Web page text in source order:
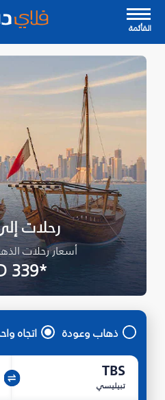
القأئمة
رحلات
أسعار رحلات
*USD 339
ذهاب وعودة اتجاه
TBS
تبيليسي